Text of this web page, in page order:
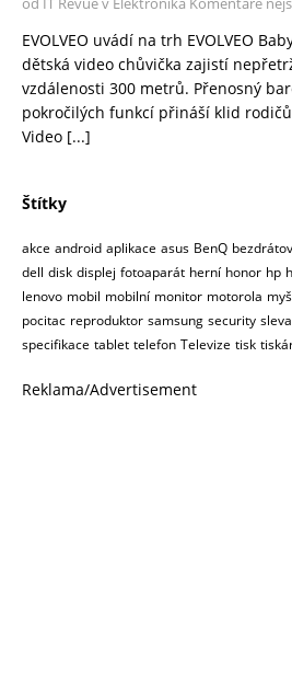
EVOLVEO uvádí na trh EVOLVEO
dětská video chůvička zajistí
vzdálenosti 300 metrů. Přenosný
pokročilých funkcí přináší klid
Video [...]
Štítky
akce android aplikace asus BenQ
dell disk displej fotoaparát herní honor hp
lenovo mobil mobilní monitor motorola myš
pocitac reproduktor samsung security sleva
specifikace tablet telefon Televize tisk
Reklama/Advertisement